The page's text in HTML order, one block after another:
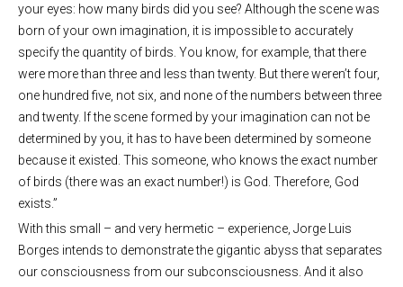
your eyes: how many birds did you see? Although the scene was
born of your own imagination, it is impossible to accurately
specify the quantity of birds. You know, for example, that there
were more than three and less than twenty. But there weren’t four,
one hundred five, not six, and none of the numbers between three
and twenty. If the scene formed by your imagination can not be
determined by you, it has to have been determined by someone
because it existed. This someone, who knows the exact number
of birds (there was an exact number!) is God. Therefore, God
exists.”
With this small – and very hermetic – experience, Jorge Luis
Borges intends to demonstrate the gigantic abyss that separates
our consciousness from our subconsciousness. And it also